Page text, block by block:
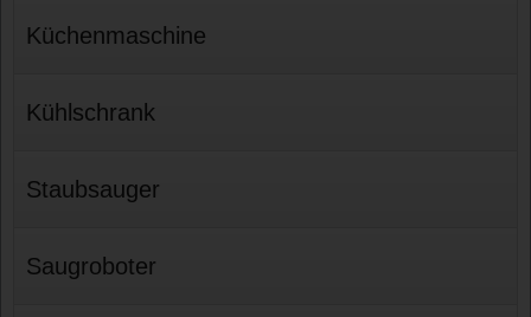
Küchenmaschine
Kühlschrank
Staubsauger
Saugroboter